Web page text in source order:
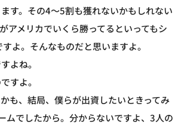
す。その4～5割も獲れないかもしれない
アメリカでいくら勝ってるといってもシ
よ。そんなものだと思いますよ。
よね。
すよ。
も、結局、僕らが出資したいときってみ
ムでしたから。分からないですよ、3人の